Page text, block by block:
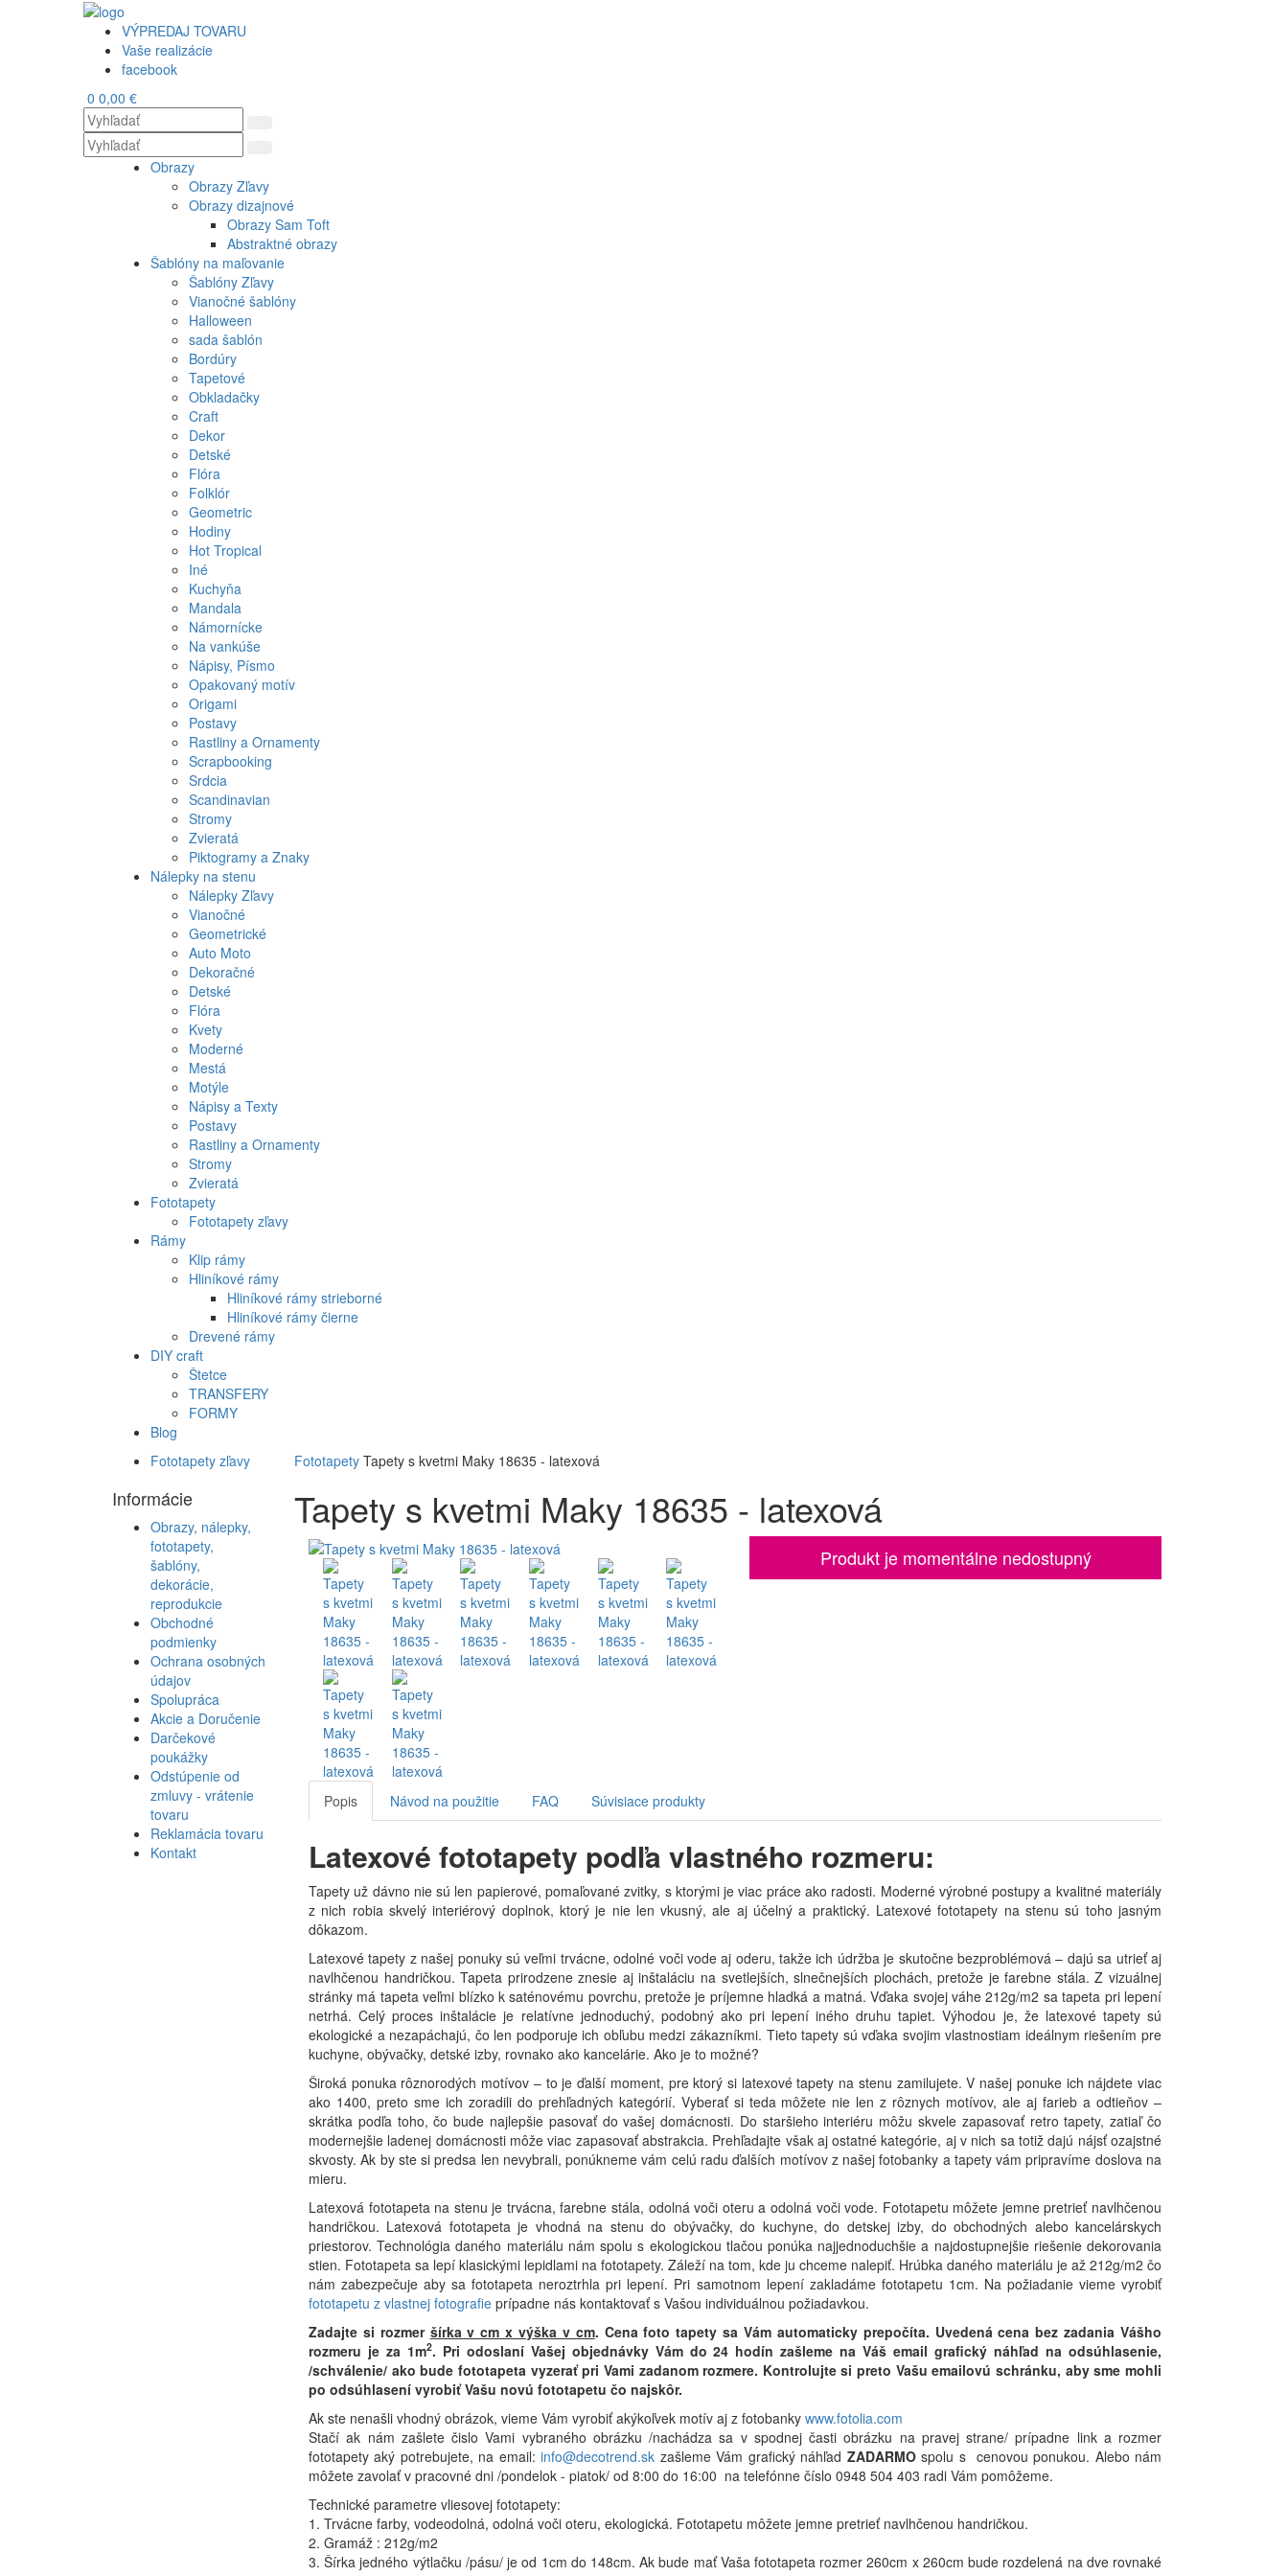
VÝPREDAJ TOVARU
Vaše realizácie
facebook
0 0,00 €
Obrazy
Obrazy Zľavy
Obrazy dizajnové
Obrazy Sam Toft
Abstraktné obrazy
Šablóny na maľovanie
Šablóny Zľavy
Vianočné šablóny
Halloween
sada šablón
Bordúry
Tapetové
Obkladačky
Craft
Dekor
Detské
Flóra
Folklór
Geometric
Hodiny
Hot Tropical
Iné
Kuchyňa
Mandala
Námornícke
Na vankúše
Nápisy, Písmo
Opakovaný motív
Origami
Postavy
Rastliny a Ornamenty
Scrapbooking
Srdcia
Scandinavian
Stromy
Zvieratá
Piktogramy a Znaky
Nálepky na stenu
Nálepky Zľavy
Vianočné
Geometrické
Auto Moto
Dekoračné
Detské
Flóra
Kvety
Moderné
Mestá
Motýle
Nápisy a Texty
Postavy
Rastliny a Ornamenty
Stromy
Zvieratá
Fototapety
Fototapety zľavy
Rámy
Klip rámy
Hliníkové rámy
Hliníkové rámy strieborné
Hliníkové rámy čierne
Drevené rámy
DIY craft
Štetce
TRANSFERY
FORMY
Blog
Fototapety zľavy
Informácie
Obrazy, nálepky,
fototapety,
šablóny,
dekorácie,
reprodukcie
Obchodné
podmienky
Ochrana osobných
údajov
Spolupráca
Akcie a Doručenie
Darčekové
poukážky
Odstúpenie od
zmluvy - vrátenie
tovaru
Reklamácia tovaru
Kontakt
Fototapety Tapety s kvetmi Maky 18635 - latexová
Tapety s kvetmi Maky 18635 - latexová
Produkt je momentálne nedostupný
Popis Návod na použitie FAQ Súvisiace produkty
Latexové fototapety podľa vlastného rozmeru:
Tapety už dávno nie sú len papierové, pomaľované zvitky, s ktorými je viac práce ako radosti. Moderné výrobné postupy a kvalitné materiály
z nich robia skvelý interiérový doplnok, ktorý je nie len vkusný, ale aj účelný a praktický. Latexové fototapety na stenu sú toho jasným
dôkazom.
Latexové tapety z našej ponuky sú veľmi trvácne, odolné voči vode aj oderu, takže ich údržba je skutočne bezproblémová – dajú sa utrieť aj
navlhčenou handričkou. Tapeta prirodzene znesie aj inštaláciu na svetlejších, slnečnejších plochách, pretože je farebne stála. Z vizuálnej
stránky má tapeta veľmi blízko k saténovému povrchu, pretože je príjemne hladká a matná. Vďaka svojej váhe 212g/m2 sa tapeta pri lepení
netrhá. Celý proces inštalácie je relatívne jednoduchý, podobný ako pri lepení iného druhu tapiet. Výhodou je, že latexové tapety sú
ekologické a nezapáchajú, čo len podporuje ich obľubu medzi zákazníkmi. Tieto tapety sú vďaka svojim vlastnostiam ideálnym riešením pre
kuchyne, obývačky, detské izby, rovnako ako kancelárie. Ako je to možné?
Široká ponuka rôznorodých motívov – to je ďalší moment, pre ktorý si latexové tapety na stenu zamilujete. V našej ponuke ich nájdete viac
ako 1400, preto sme ich zoradili do prehľadných kategórií. Vyberať si teda môžete nie len z rôznych motívov, ale aj farieb a odtieňov –
skrátka podľa toho, čo bude najlepšie pasovať do vašej domácnosti. Do staršieho interiéru môžu skvele zapasovať retro tapety, zatiaľ čo
modernejšie ladenej domácnosti môže viac zapasovať abstrakcia. Prehľadajte však aj ostatné kategórie, aj v nich sa totiž dajú nájsť ozajstné
skvosty. Ak by ste si predsa len nevybrali, ponúkneme vám celú radu ďalších motívov z našej fotobanky a tapety vám pripravíme doslova na
mieru.
Latexová fototapeta na stenu je trvácna, farebne stála, odolná voči oteru a odolná voči vode. Fototapetu môžete jemne pretrieť navlhčenou
handričkou. Latexová fototapeta je vhodná na stenu do obývačky, do kuchyne, do detskej izby, do obchodných alebo kancelárskych
priestorov. Technológia daného materiálu nám spolu s ekologickou tlačou ponúka najjednoduchšie a najdostupnejšie riešenie dekorovania
stien. Fototapeta sa lepí klasickými lepidlami na fototapety. Záleží na tom, kde ju chceme nalepiť. Hrúbka daného materiálu je až 212g/m2 čo
nám zabezpečuje aby sa fototapeta neroztrhla pri lepení. Pri samotnom lepení zakladáme fototapetu 1cm. Na požiadanie vieme vyrobiť
fototapetu z vlastnej fotografie prípadne nás kontaktovať s Vašou individuálnou požiadavkou.
Zadajte si rozmer šírka v cm x výška v cm. Cena foto tapety sa Vám automaticky prepočíta. Uvedená cena bez zadania Vášho
rozmeru je za 1m2. Pri odoslaní Vašej objednávky Vám do 24 hodín zašleme na Váš email grafický náhľad na odsúhlasenie,
/schválenie/ ako bude fototapeta vyzerať pri Vami zadanom rozmere. Kontrolujte si preto Vašu emailovú schránku, aby sme mohli
po odsúhlasení vyrobiť Vašu novú fototapetu čo najskôr.
Ak ste nenašli vhodný obrázok, vieme Vám vyrobiť akýkoľvek motív aj z fotobanky www.fotolia.com
Stačí ak nám zašlete čislo Vami vybraného obrázku /nachádza sa v spodnej časti obrázku na pravej strane/ prípadne link a rozmer
fototapety aký potrebujete, na email:info@decotrend.sk zašleme Vám grafický náhľad ZADARMOspolu s cenovou ponukou. Alebo nám
môžete zavolať v pracovné dni /pondelok - piatok/ od 8:00 do 16:00 na telefónne číslo 0948 504 403 radi Vám pomôžeme.
Technické parametre vliesovej fototapety:
1. Trvácne farby, vodeodolná, odolná voči oteru, ekologická. Fototapetu môžete jemne pretrieť navlhčenou handričkou.
2. Gramáž : 212g/m2
3. Šírka jedného výtlačku /pásu/ je od 1cm do 148cm. Ak bude mať Vaša fototapeta rozmer 260cm x 260cm bude rozdelená na dve rovnaké